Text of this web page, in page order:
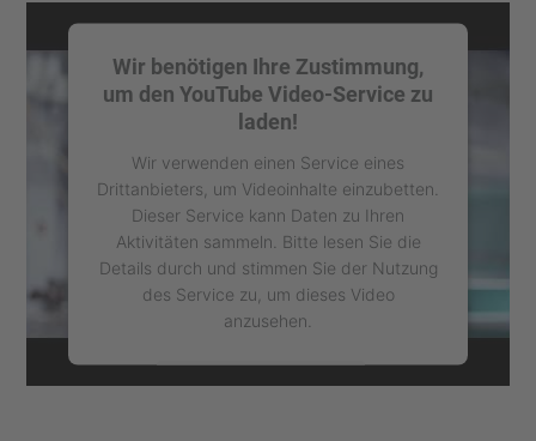
Wir benötigen Ihre Zustimmung,
um den YouTube Video-Service zu
laden!
Wir verwenden einen Service eines
Drittanbieters, um Videoinhalte einzubetten.
Dieser Service kann Daten zu Ihren
Aktivitäten sammeln. Bitte lesen Sie die
Details durch und stimmen Sie der Nutzung
des Service zu, um dieses Video
anzusehen.
Mehr Informationen